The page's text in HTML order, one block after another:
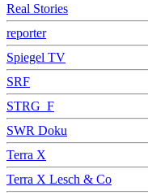
Real Stories
reporter
Spiegel TV
SRF
STRG_F
SWR Doku
Terra X
Terra X Lesch & Co